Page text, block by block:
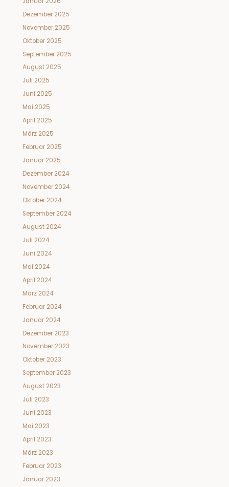
Dezember 2025
November 2025
Oktober 2025
September 2025
August 2025
Juli 2025
Juni 2025
Mai 2025
April 2025
März 2025
Februar 2025
Januar 2025
Dezember 2024
November 2024
Oktober 2024
September 2024
August 2024
Juli 2024
Juni 2024
Mai 2024
April 2024
März 2024
Februar 2024
Januar 2024
Dezember 2023
November 2023
Oktober 2023
September 2023
August 2023
Juli 2023
Juni 2023
Mai 2023
April 2023
März 2023
Februar 2023
Januar 2023